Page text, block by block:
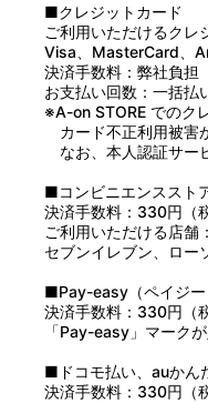
●高温多湿、直射日光
■クレジットカード
ご利用いただけるクレ
Visa、MasterCard、
決済手数料：弊社負担
お支払い回数：一括払
※A-on STORE でのク
カード不正利用被害
なお、本人認証サー
■コンビニエンススト
決済手数料：330円（
ご利用いただける店舗：
セブンイレブン、ロー
■Pay-easy（ペイジー
決済手数料：330円（
「Pay-easy」マーク
■ドコモ払い、auかん
決済手数料：330円（